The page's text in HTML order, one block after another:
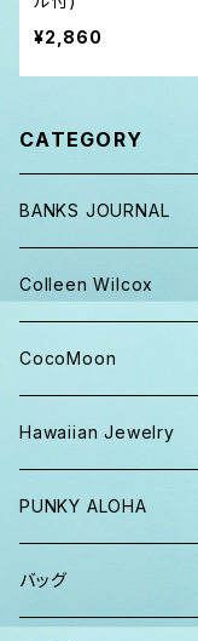
¥2,860
CATEGORY
BANKS JOURNAL
キャップ ニット帽
パンツ
Tシャツ、ロンT
半袖シャツ
ショーツ、短パン
Colleen Wilcox
ポーチ
バッグ
iPhoneケース
その他
CocoMoon
おくるみ
おくるみ&スタイ ギフト
マスク
Hawaiian Jewelry
PUNKY ALOHA
トートバッグ・ポーチ
バッグ